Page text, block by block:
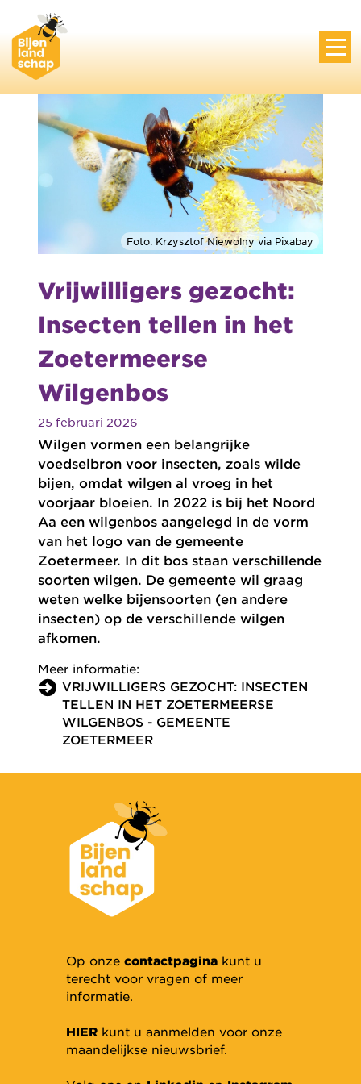
Vrijwilligers gezocht:
Insecten tellen in het
Zoetermeerse
Wilgenbos
25 februari 2026
Wilgen vormen een belangrijke
voedselbron voor insecten, zoals wilde
bijen, omdat wilgen al vroeg in het
voorjaar bloeien. In 2022 is bij het Noord
Aa een wilgenbos aangelegd in de vorm
van het logo van de gemeente
Zoetermeer. In dit bos staan verschillende
soorten wilgen. De gemeente wil graag
weten welke bijensoorten (en andere
insecten) op de verschillende wilgen
afkomen.
Foto: Krzysztof Niewolny via Pixabay
Meer informatie:
VRIJWILLIGERS GEZOCHT: INSECTEN
TELLEN IN HET ZOETERMEERSE
WILGENBOS - GEMEENTE
ZOETERMEER
Op onze contactpagina kunt u
terecht voor vragen of meer
informatie.
HIER kunt u aanmelden voor onze
maandelijkse nieuwsbrief.